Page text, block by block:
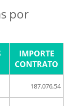
por
IMPORTE
CONTRATO
187.076,54